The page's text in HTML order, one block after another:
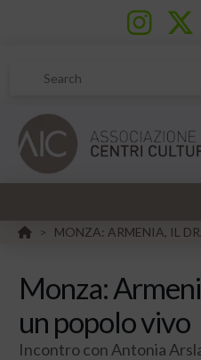
Search
HOME
> MONZA: ARMENIA, IL
Monza:
un popolo vivo
Incontro con Antonia